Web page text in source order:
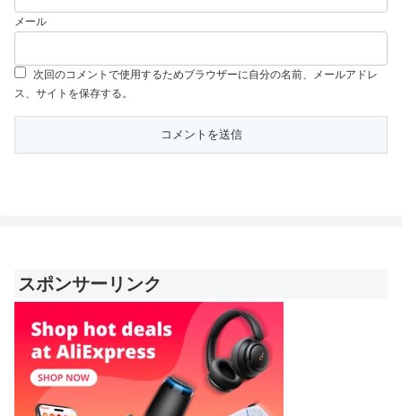
メール
次回のコメントで使用するためブラウザーに自分の名前、メールアドレ
ス、サイトを保存する。
スポンサーリンク